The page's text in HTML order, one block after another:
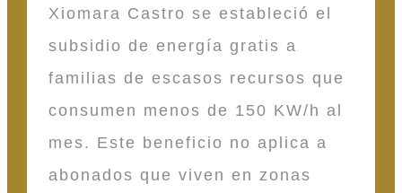
Xiomara Castro se estableció el
subsidio de energía gratis a
familias de escasos recursos que
consumen menos de 150 KW/h al
mes. Este beneficio no aplica a
abonados que viven en zonas